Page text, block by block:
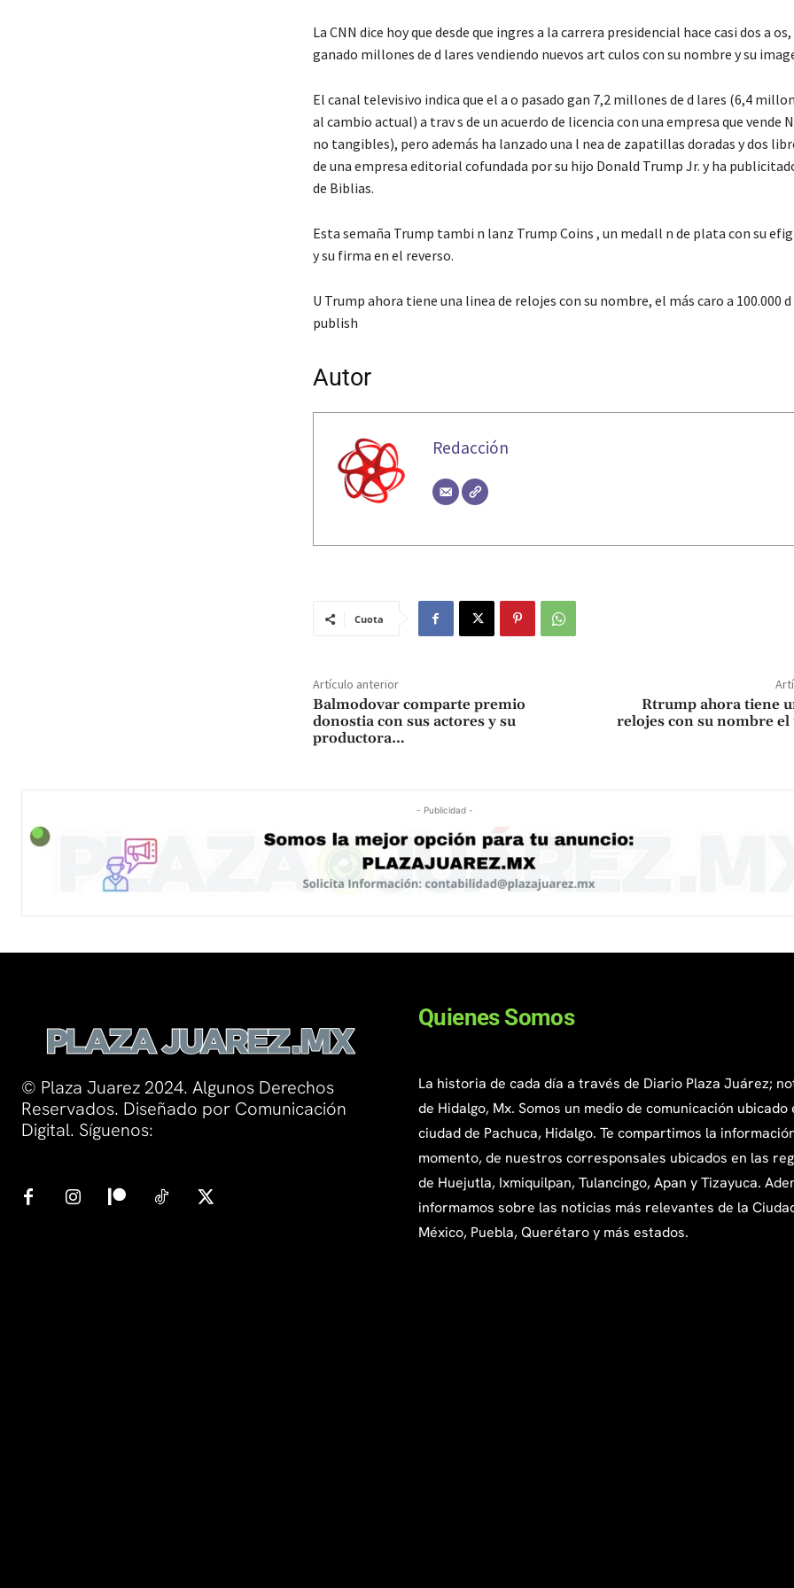
La CNN dice hoy que desde que ingres a la carrera presidencial hace casi dos a
ganado millones de d lares vendiendo nuevos art culos con su nombre y su
El canal televisivo indica que el a o pasado gan 7,2 millones de d lares (6,4
al cambio actual) a trav s de un acuerdo de licencia con una empresa que vende
no tangibles), pero además ha lanzado una l nea de zapatillas doradas y dos
de una empresa editorial cofundada por su hijo Donald Trump Jr. y ha
de Biblias.
Esta semaña Trump tambi n lanz Trump Coins , un medall n de plata con su
y su firma en el reverso.
U Trump ahora tiene una linea de relojes con su nombre, el más caro a 100.000
publish
Autor
Redacción
Cuota
Artículo anterior
Balmodovar comparte premio
donostia con sus actores y su
productora…
Rtrump ahora tiene
relojes con su nombre el
- Publicidad -
© Plaza Juarez 2024. Algunos Derechos
Reservados. Diseñado por Comunicación
Digital. Síguenos:
Quienes Somos
La historia de cada día a través de Diario Plaza Juárez;
de Hidalgo, Mx. Somos un medio de comunicación ubicado
ciudad de Pachuca, Hidalgo. Te compartimos la
momento, de nuestros corresponsales ubicados en las
de Huejutla, Ixmiquilpan, Tulancingo, Apan y Tizayuca.
informamos sobre las noticias más relevantes de la
México, Puebla, Querétaro y más estados.